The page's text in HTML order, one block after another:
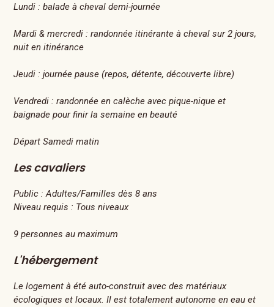
Lundi : balade à cheval demi-journée
Mardi & mercredi : randonnée itinérante à cheval sur 2 jours,
nuit en itinérance
Jeudi : journée pause (repos, détente, découverte libre)
Vendredi : randonnée en calèche avec pique-nique et
baignade pour finir la semaine en beauté
Départ Samedi matin
Les cavaliers
Public : Adultes/Familles dès 8 ans
Niveau requis : Tous niveaux
9 personnes au maximum
L'hébergement
Le logement à été auto-construit avec des matériaux
écologiques et locaux. Il est totalement autonome en eau et